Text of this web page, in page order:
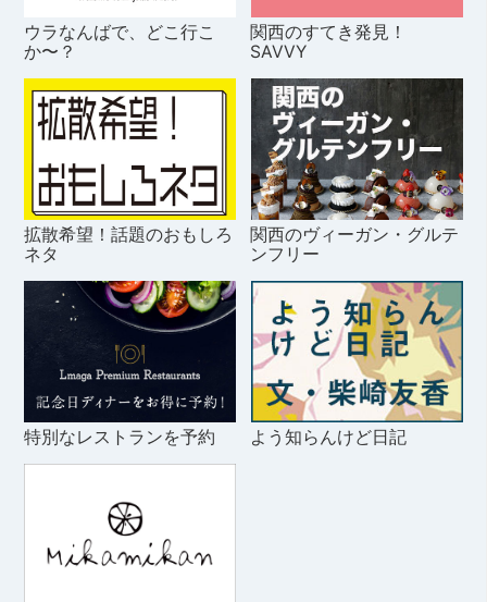
ウラなんばで、どこ行こ
か〜？
関西のすてき発見！
SAVVY
拡散希望！話題のおもしろ
ネタ
関西のヴィーガン・グルテ
ンフリー
特別なレストランを予約 よう知らんけど日記